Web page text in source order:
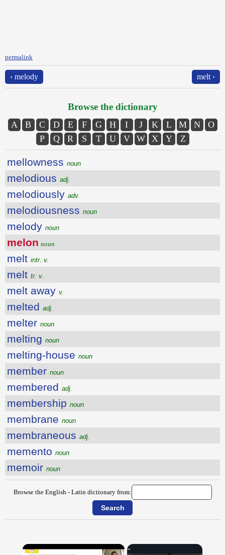
permalink
‹ melody melt ›
Browse the dictionary
A B C D E F G H I J K L M N
O
P
Q R S T U V W X Y Z
mellowness noun
melodious adj.
melodiously adv.
melodiousness noun
melody noun
melon noun
melt intr. v.
melt tr. v.
melt away v.
melted adj.
melter noun
melting noun
melting-house noun
member noun
membered adj.
membership noun
membrane noun
membraneous adj.
memento noun
memoir noun
Browse the English - Latin dictionary from:
×